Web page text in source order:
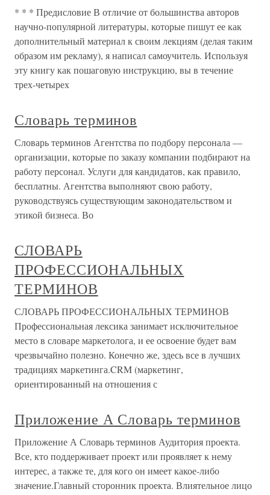
* * * Предисловие В отличие от большинства авторов
научно-популярной литературы, которые пишут ее как
дополнительный материал к своим лекциям (делая таким
образом им рекламу), я написал самоучитель. Используя
эту книгу как пошаговую инструкцию, вы в течение
трех-четырех
Словарь терминов
Словарь терминов Агентства по подбору персонала —
организации, которые по заказу компании подбирают на
работу персонал. Услуги для кандидатов, как правило,
бесплатны. Агентства выполняют свою работу,
руководствуясь существующим законодательством и
этикой бизнеса. Во
СЛОВАРЬ
ПРОФЕССИОНАЛЬНЫХ
ТЕРМИНОВ
СЛОВАРЬ ПРОФЕССИОНАЛЬНЫХ ТЕРМИНОВ
Профессиональная лексика занимает исключительное
место в словаре маркетолога, и ее освоение будет вам
чрезвычайно полезно. Конечно же, здесь все в лучших
традициях маркетинга.CRM (маркетинг,
ориентированный на отношения с
Приложение А Словарь терминов
Приложение А Словарь терминов Аудитория проекта.
Все, кто поддерживает проект или проявляет к нему
интерес, а также те, для кого он имеет какое-либо
значение.Главный сторонник проекта. Влиятельное лицо